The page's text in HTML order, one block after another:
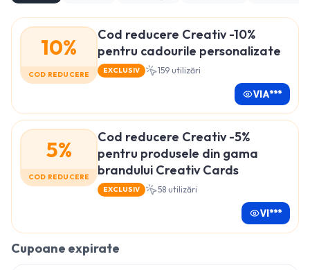
10%
COD REDUCERE
Cod reducere Creativ -10%
pentru cadourile personalizate
EXCLUSIV 159 utilizări
VIA***
5%
COD REDUCERE
Cod reducere Creativ -5%
pentru produsele din gama
brandului Creativ Cards
EXCLUSIV 58 utilizări
VI***
Cupoane expirate